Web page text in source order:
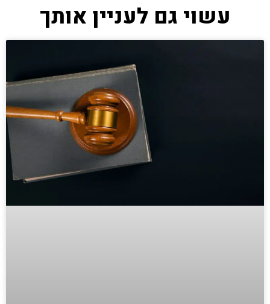
עשוי גם לעניין אותך